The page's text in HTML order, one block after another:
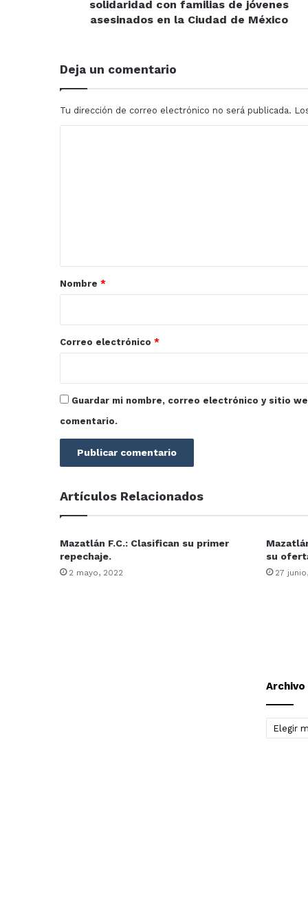
solidaridad con familias de jóvenes
asesinados en la Ciudad de México
Deja un comentario
Tu dirección de correo electrónico no será publicada.
r
*
Nombre *
Correo electrónico *
Guardar mi nombre, correo electrónico y sitio
comentario.
Artículos Relacionados
Mazatlán F.C.: Clasifican su primer
repechaje.
2 mayo, 2022
su
27
Archivo
Archivo